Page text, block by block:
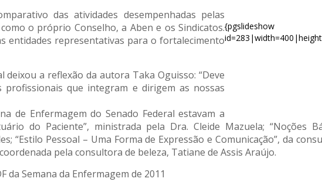
{pgslideshow
das atividades desempenhadas pelas
o próprio Conselho, a Aben e os Sindicatos.
entidades representativas para o fortalecimento
a reflexão da autora Taka Oguisso: “Deve
que integram e dirigem as nossas
de Enfermagem do Senado Federal estavam a
do Paciente”, ministrada pela Dra. Cleide Mazuela; “Noções
“Estilo Pessoal – Uma Forma de Expressão e Comunicação”, da
pela consultora de beleza, Tatiane de Assis Araújo.
da Semana da Enfermagem de 2011